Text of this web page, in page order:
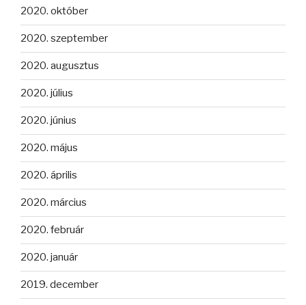
2020. október
2020. szeptember
2020. augusztus
2020. július
2020. június
2020. május
2020. április
2020. március
2020. február
2020. január
2019. december